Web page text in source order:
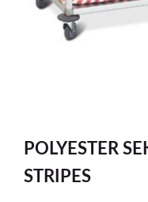
of
1
POLYESTER
STRIPES